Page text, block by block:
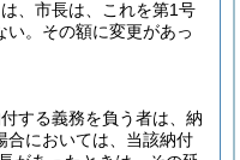
、市長は、これを第1号
。 その額に変更があっ
する義務を負う者は、納
合においては、当該納付